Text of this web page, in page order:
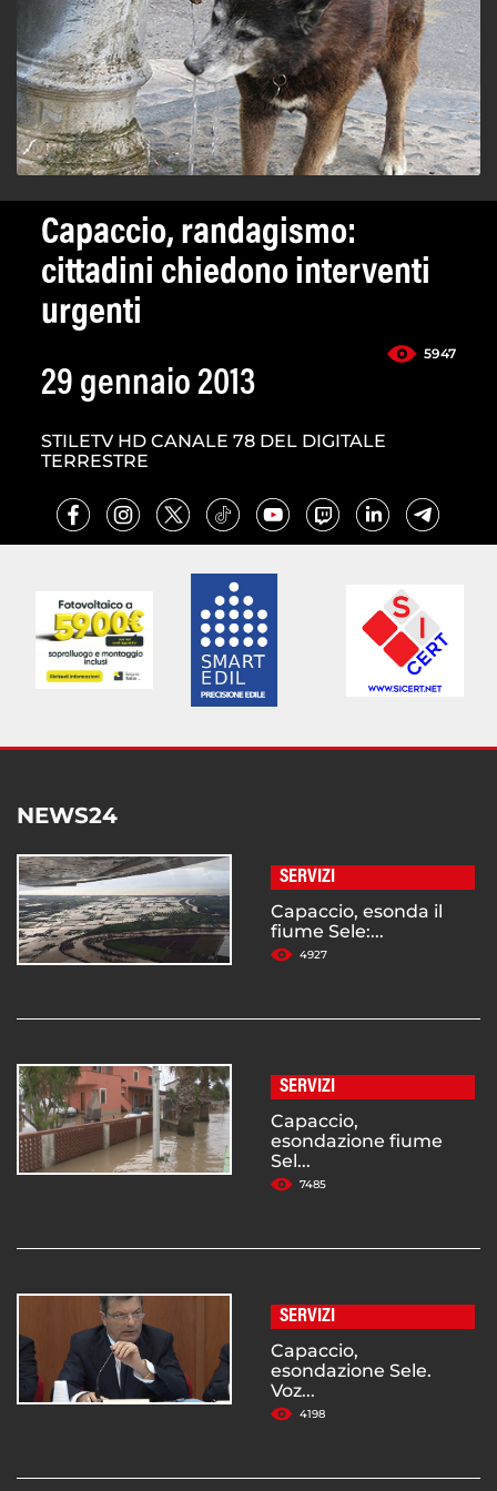
Capaccio, randagismo:
cittadini chiedono interventi
urgenti
5947
29 gennaio 2013
STILETV HD CANALE 78 DEL DIGITALE
TERRESTRE
NEWS24
SERVIZI
Capaccio, esonda il
fiume Sele:...
4927
SERVIZI
Capaccio,
esondazione fiume
Sel...
7485
SERVIZI
Capaccio,
esondazione Sele.
Voz...
4198